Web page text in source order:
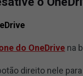
do OneDrive na
direito nele